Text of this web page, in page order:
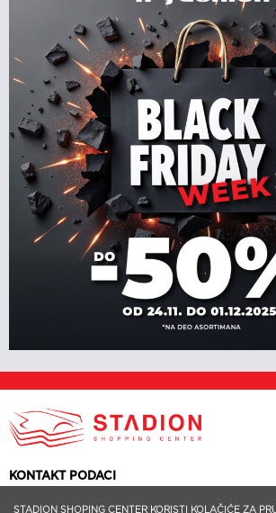
STADION SHOPING CENTER KORISTI KOLAČIĆE ZA
KONTAKT PODACI
KORISNI LINKOVI